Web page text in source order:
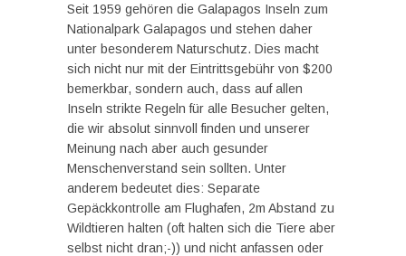
Seit 1959 gehören die Galapagos Inseln zum
Nationalpark Galapagos und stehen daher
unter besonderem Naturschutz. Dies macht
sich nicht nur mit der Eintrittsgebühr von $200
bemerkbar, sondern auch, dass auf allen
Inseln strikte Regeln für alle Besucher gelten,
die wir absolut sinnvoll finden und unserer
Meinung nach aber auch gesunder
Menschenverstand sein sollten. Unter
anderem bedeutet dies: Separate
Gepäckkontrolle am Flughafen, 2m Abstand zu
Wildtieren halten (oft halten sich die Tiere aber
selbst nicht dran;-)) und nicht anfassen oder